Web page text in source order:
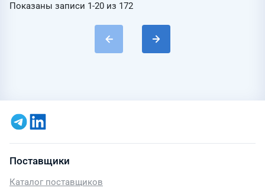
Показаны записи 1-20 из 172
Поставщики
Каталог поставщиков